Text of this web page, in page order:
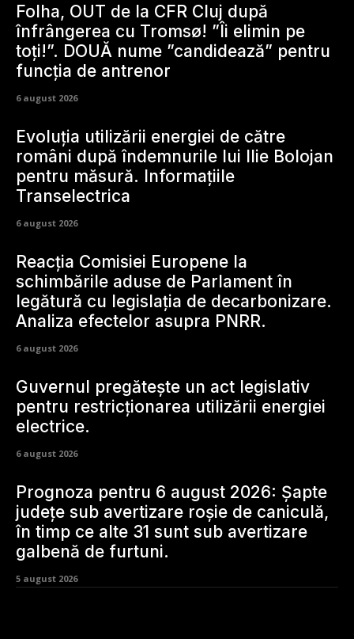
Folha, OUT de la CFR Cluj după
înfrângerea cu Tromsø! ”Îi elimin pe
toți!”. DOUĂ nume ”candidează” pentru
funcția de antrenor
6 august 2026
Evoluția utilizării energiei de către
români după îndemnurile lui Ilie Bolojan
pentru măsură. Informațiile
Transelectrica
6 august 2026
Reacția Comisiei Europene la
schimbările aduse de Parlament în
legătură cu legislația de decarbonizare.
Analiza efectelor asupra PNRR.
6 august 2026
Guvernul pregătește un act legislativ
pentru restricționarea utilizării energiei
electrice.
6 august 2026
Prognoza pentru 6 august 2026: Șapte
județe sub avertizare roșie de caniculă,
în timp ce alte 31 sunt sub avertizare
galbenă de furtuni.
5 august 2026